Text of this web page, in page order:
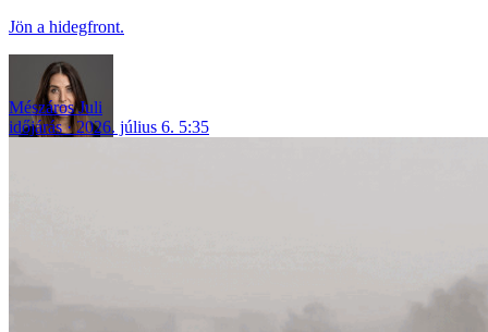
Jön a hidegfront.
Mészáros Juli
időjárás
2026. július 6. 5:35